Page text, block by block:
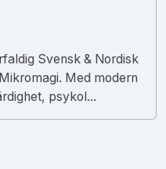
Svensk & Nordisk
Med modern
psykol...